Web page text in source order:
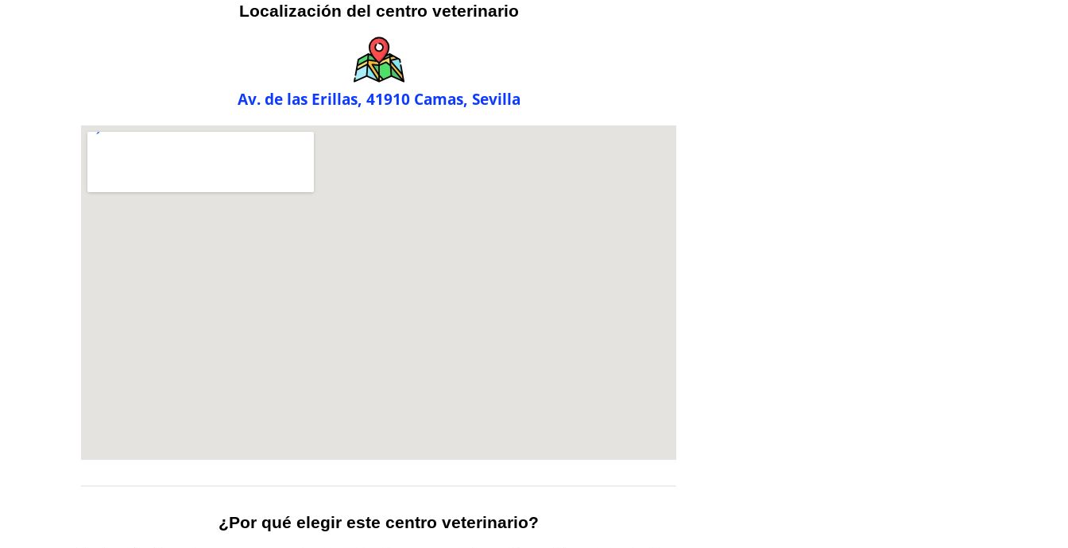
Localización del centro veterinario
Av. de las Erillas, 41910 Camas, Sevilla
¿Por qué elegir este centro veterinario?